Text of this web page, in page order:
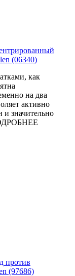
(06340)
как
на два
активно
и значительно
против
(97686)